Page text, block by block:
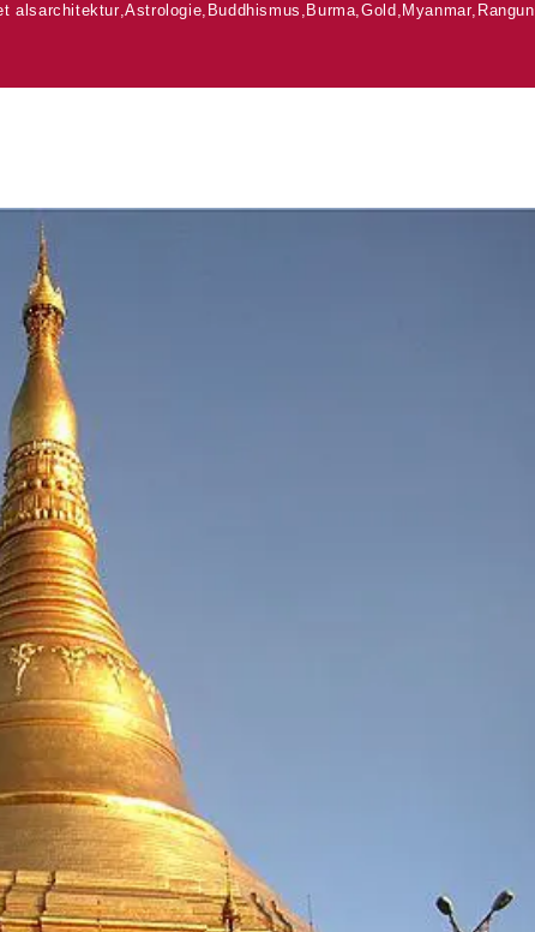
alsarchitektur,Astrologie, Buddhismus , Burma,Gold , Myanmar, Rangun